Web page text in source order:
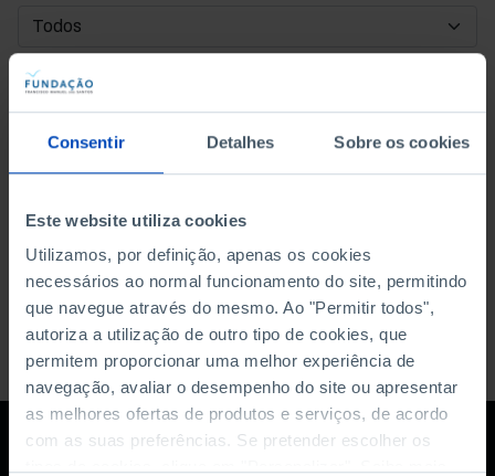
Consentir Detalhes Sobre os cookies
Este website utiliza cookies
Utilizamos, por definição, apenas os cookies
necessários ao normal funcionamento do site, permitindo
que navegue através do mesmo. Ao "Permitir todos",
autoriza a utilização de outro tipo de cookies, que
permitem proporcionar uma melhor experiência de
navegação, avaliar o desempenho do site ou apresentar
as melhores ofertas de produtos e serviços, de acordo
com as suas preferências. Se pretender escolher os
DATA DE INÍCIO
DATA DE FIM